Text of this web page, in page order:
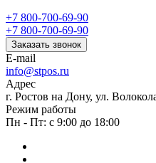
+7 800-700-69-90
+7 800-700-69-90
Заказать звонок
E-mail
info@stpos.ru
Адрес
г. Ростов на Дону, ул.
Режим работы
Пн - Пт: с 9:00 до 18:00